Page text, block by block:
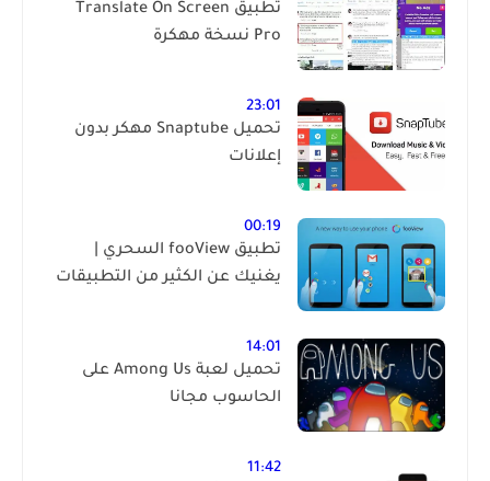
تطبيق Translate On Screen
Pro نسخة مهكرة
23:01
تحميل Snaptube مهكر بدون
إعلانات
00:19
تطبيق fooView السحري |
يغنيك عن الكثير من التطبيقات
14:01
تحميل لعبة Among Us على
الحاسوب مجانا
11:42